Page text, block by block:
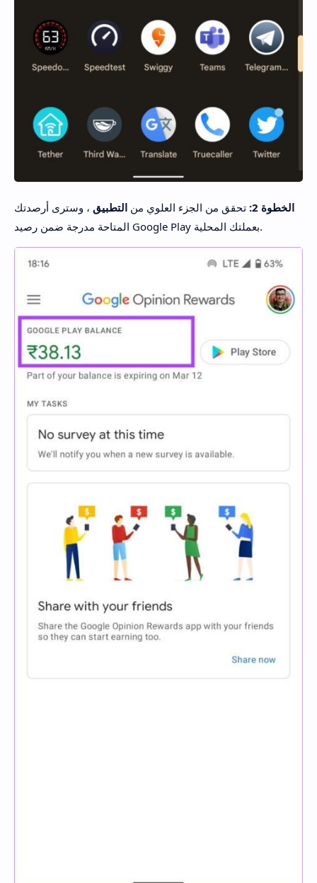
الخطوة 2: تحقق من الجزء العلوي من التطبيق ، وسترى أرصدتك
المتاحة مدرجة ضمن رصيد Google Play بعملتك المحلية.